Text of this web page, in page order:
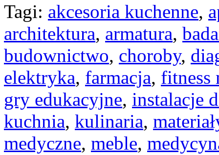
Tagi: akcesoria kuchenne,
architektura, armatura,
budownictwo, choroby,
elektryka, farmacja, fitness
gry edukacyjne, instalacje
kuchnia, kulinaria,
medyczne, meble,